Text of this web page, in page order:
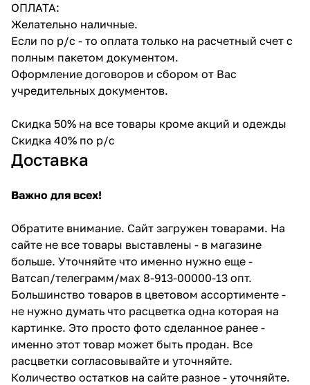
ОПЛАТА:
Желательно наличные.
Если по р/с - то оплата только на расчетный счет с
полным пакетом документом.
Оформление договоров и сбором от Вас
учредительных документов.
Скидка 50% на все товары кроме акций и одежды
Скидка 40% по р/с
Доставка
Важно для всех!
Обратите внимание. Сайт загружен товарами. На
сайте не все товары выставлены - в магазине
больше. Уточняйте что именно нужно еще -
Ватсап/телеграмм/мах 8-913-00000-13 опт.
Большинство товаров в цветовом ассортименте -
не нужно думать что расцветка одна которая на
картинке. Это просто фото сделанное ранее -
именно этот товар может быть продан. Все
расцветки согласовывайте и уточняйте.
Количество остатков на сайте разное - уточняйте.